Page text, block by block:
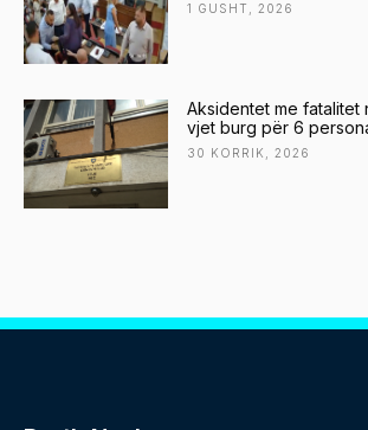
1 GUSHT, 2026
Aksidentet me fatalitet
vjet burg për 6
30 KORRIK, 2026